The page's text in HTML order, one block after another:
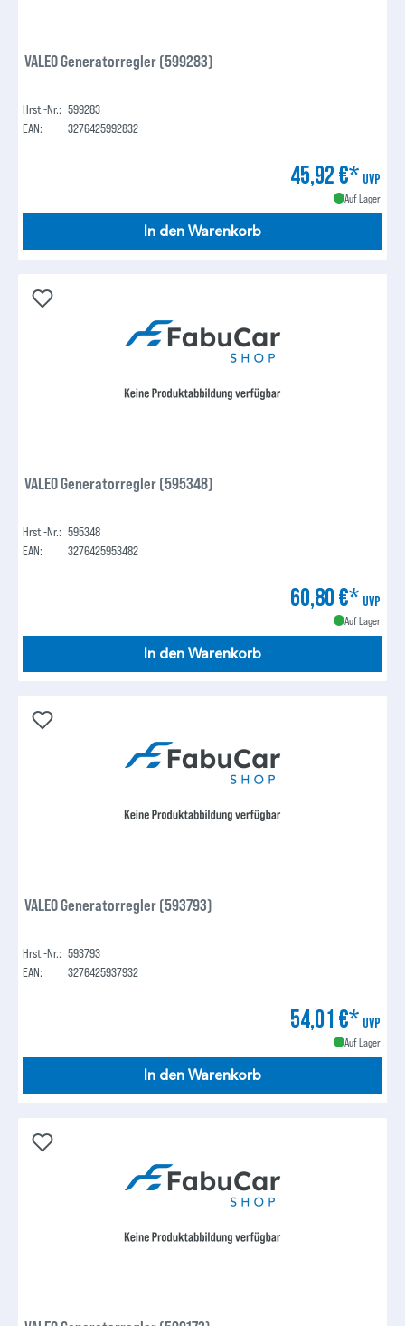
VALEO Generatorregler (599283)
Hrst.-Nr.: 599283
EAN:
3276425992832
45,92 €* UVP
Auf Lager
In den Warenkorb
VALEO Generatorregler (595348)
Hrst.-Nr.: 595348
EAN:
3276425953482
60,80 €* UVP
Auf Lager
In den Warenkorb
VALEO Generatorregler (593793)
Hrst.-Nr.: 593793
EAN:
3276425937932
54,01 €* UVP
Auf Lager
In den Warenkorb